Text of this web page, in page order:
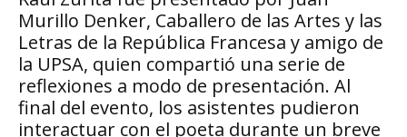
Murillo Denker, Caballero de las Artes y las
Letras de la República Francesa y amigo de
la UPSA, quien compartió una serie de
reflexiones a modo de presentación. Al
final del evento, los asistentes pudieron
interactuar con el poeta durante un breve